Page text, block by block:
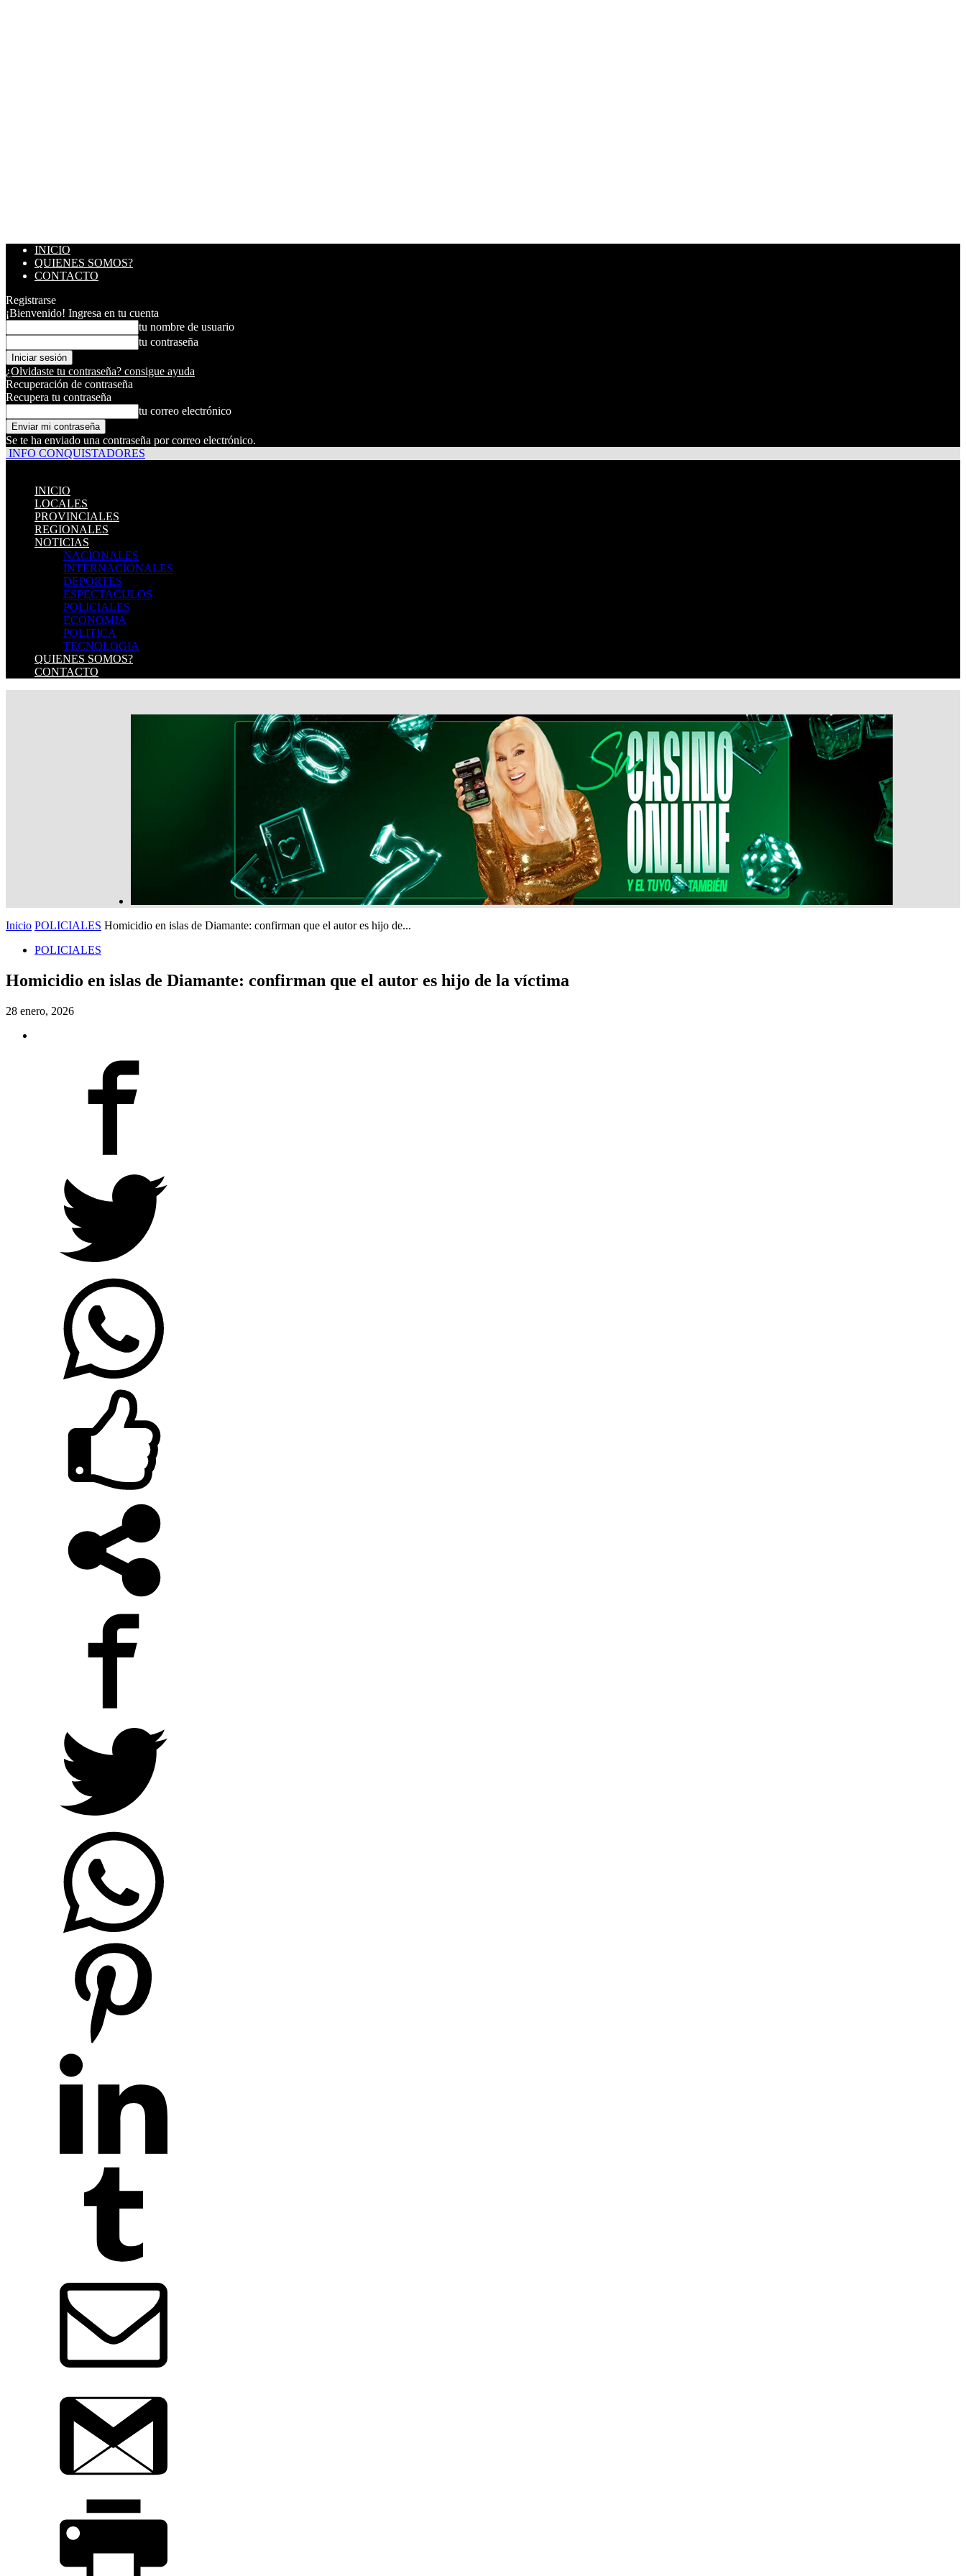
INICIO
QUIENES SOMOS?
CONTACTO
Registrarse
¡Bienvenido! Ingresa en tu cuenta
tu nombre de usuario
tu contraseña
¿Olvidaste tu contraseña? consigue ayuda
Recuperación de contraseña
Recupera tu contraseña
tu correo electrónico
Se te ha enviado una contraseña por correo electrónico.
INFO CONQUISTADORES
INICIO
LOCALES
PROVINCIALES
REGIONALES
NOTICIAS
NACIONALES
INTERNACIONALES
DEPORTES
ESPECTACULOS
POLICIALES
ECONOMIA
POLITICA
TECNOLOGIA
QUIENES SOMOS?
CONTACTO
Inicio POLICIALES Homicidio en islas de Diamante: confirman que el autor es hijo de...
POLICIALES
Homicidio en islas de Diamante: confirman que el autor es hijo de la víctima
28 enero, 2026